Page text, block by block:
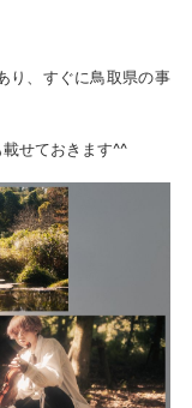
り、すぐに鳥取県の事
せておきます^^